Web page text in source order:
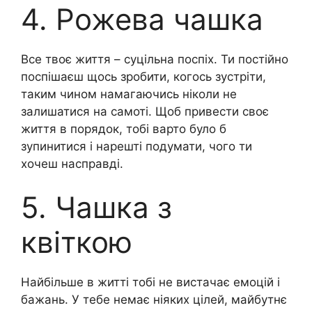
4. Рожева чашка
Все твоє життя – суцільна поспіх. Ти постійно
поспішаєш щось зробити, когось зустріти,
таким чином намагаючись ніколи не
залишатися на самоті. Щоб привести своє
життя в порядок, тобі варто було б
зупинитися і нарешті подумати, чого ти
хочеш насправді.
5. Чашка з
квіткою
Найбільше в житті тобі не вистачає емоцій і
бажань. У тебе немає ніяких цілей, майбутнє